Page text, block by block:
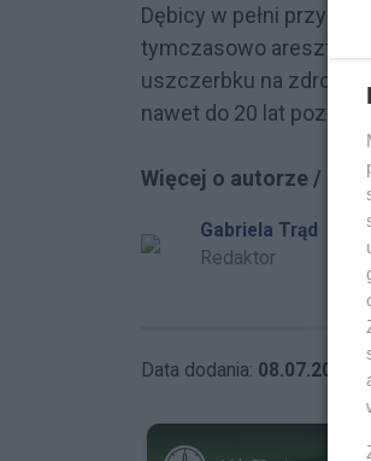
Dębicy w pełni
tymczasowo
uszczerbku na
nawet do 20 lat
Więcej o autorze /
Gabriela Trąd
Redaktor
Data dodania: 08.07.2026